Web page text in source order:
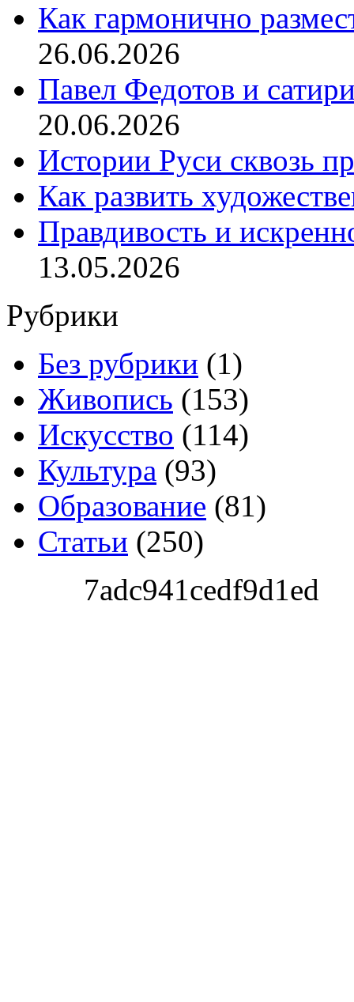
Как гармонично
26.06.2026
Павел Федотов и
20.06.2026
Истории Руси сквозь
Как развить
Правдивость и
13.05.2026
Рубрики
Без рубрики (1)
Живопись (153)
Искусство (114)
Культура (93)
Образование (81)
Статьи (250)
7adc941cedf9d1ed